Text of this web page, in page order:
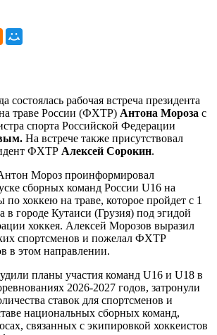
состоялась рабочая встреча президента
траве России (ФХТР) Антона Мороза с
спорта Российской Федерации
На встрече также присутствовал
ФХТР Алексей Сорокин.
Мороз проинформировал
сборных команд России U16 на
хоккею на траве, которое пройдет с 1
в городе Кутаиси (Грузия) под эгидой
хоккея. Алексей Морозов выразил
спортсменов и пожелал ФХТР
в этом направлении.
планы участия команд U16 и U18 в
2026-2027 годов, затронули
ставок для спортсменов и
национальных сборных команд,
связанных с экипировкой хоккеистов